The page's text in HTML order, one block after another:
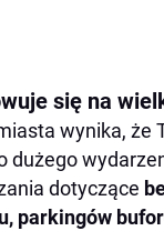
się na
wynika, że
dużego
dotyczące
parkingów